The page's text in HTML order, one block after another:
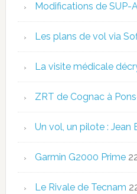
Modifications de SUP-
Les plans de vol via
La visite médicale
ZRT de Cognac à
Un vol, un pilote : Jean
Garmin G2000 Prime
Le Rivale de Tecnam